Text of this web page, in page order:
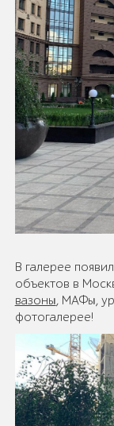
В галерее
объектов в
вазоны, МАФы,
фотогалерее!